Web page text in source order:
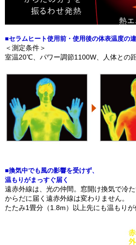
■セラムヒート使用前・使用後の体表温度の
＜測定条件＞
室温20℃、パワー調節1100W、人体との
■換気中でも風の影響を受けず、
温もりがまっすぐ届く
遠赤外線は、光の仲間。窓開け換気で冷た
からだに届く遠赤外線は変わりません。
たたみ1畳分（1.8m）以上先にも温もりが